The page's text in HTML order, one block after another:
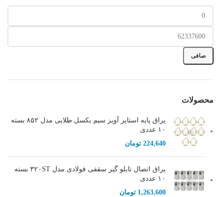
حداقل
قیمت
حداكثر
قيمت
صافی
محصولات
یراق پایه استاپر آویز سیم بکسل طلایی مدل ۸۵۲ بسته
۱۰ عددی
224,640 تومان
یراق اتصال تابلو گیر سقفی فولادی مدل ۳۲۰ST بسته
۱۰ عددی
1,263,600 تومان